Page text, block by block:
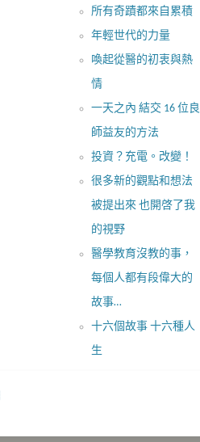
所有奇蹟都來自累積
年輕世代的力量
喚起從醫的初衷與熱
情
一天之內 結交 16 位良
師益友的方法
投資？充電。改變！
很多新的觀點和想法
被提出來 也開啓了我
的視野
醫學教育沒教的事，
每個人都有段偉大的
故事…
十六個故事 十六種人
生